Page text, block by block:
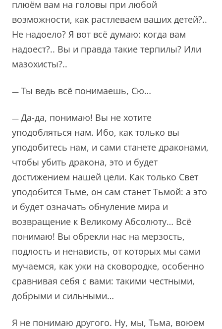
плюём вам на головы при любой
возможности, как растлеваем ваших детей?..
Не надоело? Я вот всё думаю: когда вам
надоест?.. Вы и правда такие терпилы? Или
мазохисты?..
— Ты ведь всё понимаешь, Сю…
— Да-да, понимаю! Вы не хотите
уподобляться нам. Ибо, как только вы
уподобитесь нам, и сами станете драконами,
чтобы убить дракона, это и будет
достижением нашей цели. Как только Свет
уподобится Тьме, он сам станет Тьмой: а это
и будет означать обнуление мира и
возвращение к Великому Абсолюту… Всё
понимаю! Вы обрекли нас на мерзость,
подлость и ненависть, от которых мы сами
мучаемся, как ужи на сковородке, особенно
сравнивая себя с вами: такими честными,
добрыми и сильными…
Я не понимаю другого. Ну, мы, Тьма, воюем